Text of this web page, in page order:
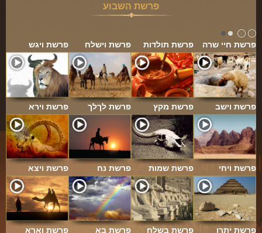
פרשת השבוע
פרשת ויגש פרשת וישלח פרשת תולדות פרשת חיי שרה
פרשת וירא פרשת לךלך פרשת מקץ פרשת וישב
פרשת ויצא פרשת נח פרשת שמות פרשת ויחי
פרשת וארא פרשת בא פרשת בשלח פרשת יתרו